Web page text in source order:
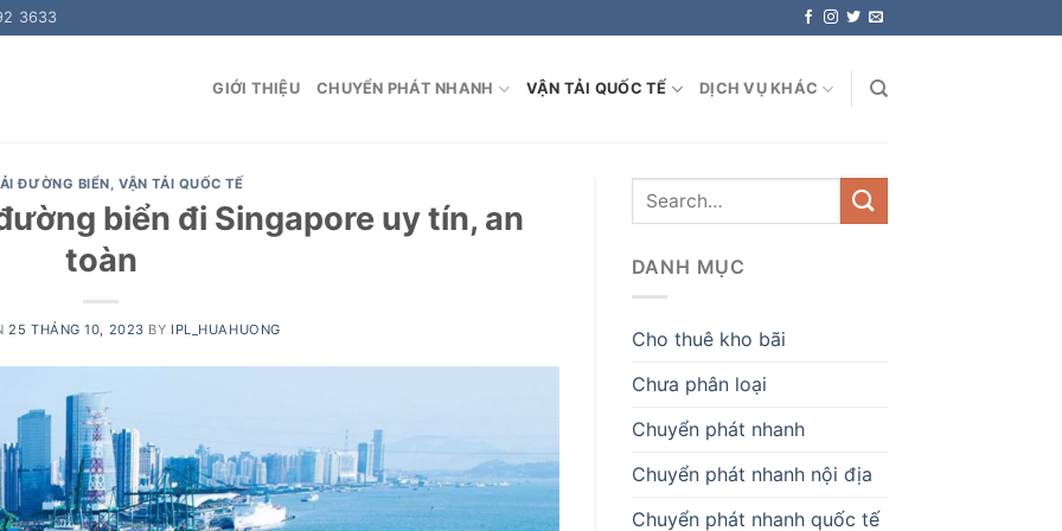
3633
GIỚI THIỆU CHUYỂN PHÁT NHANH VẬN TẢI QUỐC TẾ DỊCH VỤ KHÁC
ĐƯỜNG BIỂN,VẬN TẢI QUỐC TẾ
biển đi Singapore uy tín, an
toàn
25 THÁNG 10, 2023 BY IPL_HUAHUONG
DANH MỤC
Cho thuê kho bãi
Chưa phân loại
Chuyển phát nhanh
Chuyển phát nhanh nội địa
Chuyển phát nhanh quốc tế